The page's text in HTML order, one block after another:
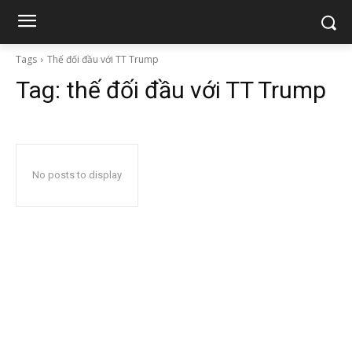
Tags Thế đối đầu với TT Trump
Tag: thế đối đầu với TT Trump
No posts to display